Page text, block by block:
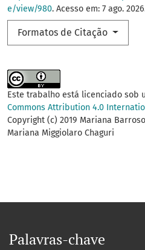
e/view/980. Acesso em: 7 ago.
Formatos de Citação
Este trabalho está licenciado sob
Commons Attribution 4.0
Copyright (c) 2019 Mariana
Mariana Miggiolaro Chaguri
Palavras-chave